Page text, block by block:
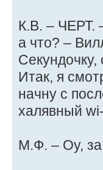
К.В. – ЧЕРТ.
а что? –
Секундочку,
Итак, я
начну с
халявный
М.Ф. – Оу, за